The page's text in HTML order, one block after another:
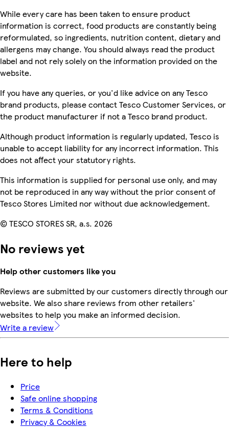
While every care has been taken to ensure product
information is correct, food products are constantly being
reformulated, so ingredients, nutrition content, dietary and
allergens may change. You should always read the product
label and not rely solely on the information provided on the
website.
If you have any queries, or you'd like advice on any Tesco
brand products, please contact Tesco Customer Services, or
the product manufacturer if not a Tesco brand product.
Although product information is regularly updated, Tesco is
unable to accept liability for any incorrect information. This
does not affect your statutory rights.
This information is supplied for personal use only, and may
not be reproduced in any way without the prior consent of
Tesco Stores Limited nor without due acknowledgement.
© TESCO STORES SR, a.s. 2026
No reviews yet
Help other customers like you
Reviews are submitted by our customers directly through our
website. We also share reviews from other retailers'
websites to help you make an informed decision.
Write a review
Here to help
Price
Safe online shopping
Terms & Conditions
Privacy & Cookies